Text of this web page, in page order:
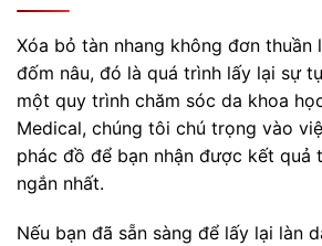
Xóa bỏ tàn nhang không đơn thuần
đốm nâu, đó là quá trình lấy lại sự
một quy trình chăm sóc da khoa
Medical, chúng tôi chú trọng vào
phác đồ để bạn nhận được kết quả
ngắn nhất.
Nếu bạn đã sẵn sàng để lấy lại làn